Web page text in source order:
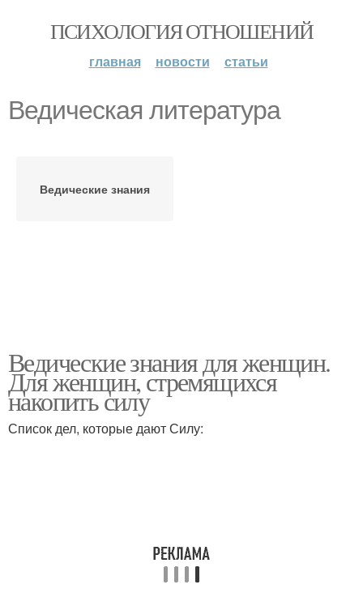
ПСИХОЛОГИЯ ОТНОШЕНИЙ
главная новости статьи
Ведическая литература
Ведические знания
Ведические знания для женщин.
Для женщин, стремящихся
накопить силу
Список дел, которые дают Силу: